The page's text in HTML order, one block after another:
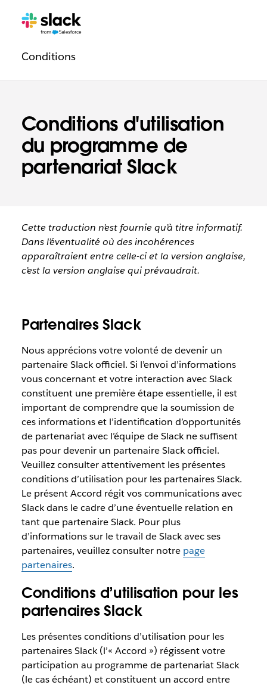
Conditions d'utilisation
du programme de
partenariat Slack
Navigation
légale
Pages
Conditionssupplémentaires
Cette traduction n’est fournie qu’à titre informatif.
Dans l’éventualité où des incohérences
apparaîtraient entre celle-ci et la version anglaise,
c’est la version anglaise qui prévaudrait.
Partenaires Slack
Nous apprécions votre volonté de devenir un
partenaire Slack officiel. Si l’envoi d’informations
vous concernant et votre interaction avec Slack
constituent une première étape essentielle, il est
important de comprendre que la soumission de
ces informations et l’identification d’opportunités
de partenariat avec l’équipe de Slack ne suffisent
pas pour devenir un partenaire Slack officiel.
Veuillez consulter attentivement les présentes
conditions d’utilisation pour les partenaires Slack.
Le présent Accord régit vos communications avec
Slack dans le cadre d’une éventuelle relation en
tant que partenaire Slack. Pour plus
d’informations sur le travail de Slack avec ses
partenaires, veuillez consulter notre page
partenaires.
Conditions d’utilisation pour les
partenaires Slack
Les présentes conditions d’utilisation pour les
partenaires Slack (l’« Accord ») régissent votre
participation au programme de partenariat Slack
(le cas échéant) et constituent un accord entre